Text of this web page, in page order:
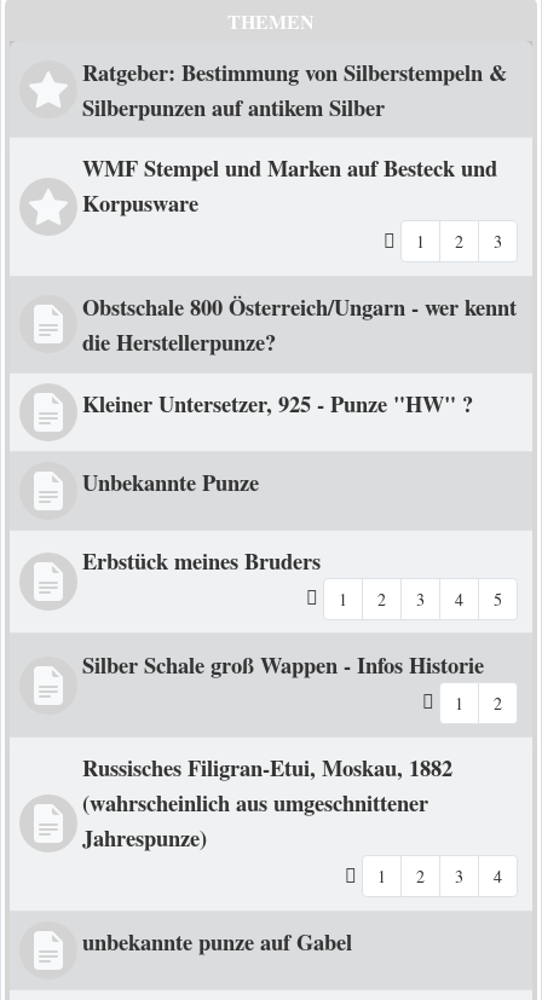
THEMEN
Ratgeber: Bestimmung von Silberstempeln &
Silberpunzen auf antikem Silber
WMF Stempel und Marken auf Besteck und
Korpusware
1 2 3
Obstschale 800 Österreich/Ungarn - wer kennt
die Herstellerpunze?
Kleiner Untersetzer, 925 - Punze "HW" ?
Unbekannte Punze
Erbstück meines Bruders
1 2 3 4 5
Silber Schale groß Wappen - Infos Historie
1 2
Russisches Filigran-Etui, Moskau, 1882
(wahrscheinlich aus umgeschnittener
Jahrespunze)
1 2 3 4
unbekannte punze auf Gabel